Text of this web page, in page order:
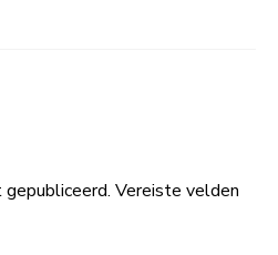
Vereiste velden